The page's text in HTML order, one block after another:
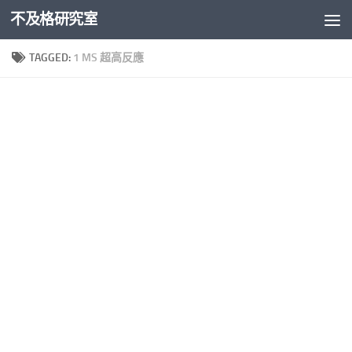
Skip to content
不及格研究室
TAGGED: 1 MS 超高反應